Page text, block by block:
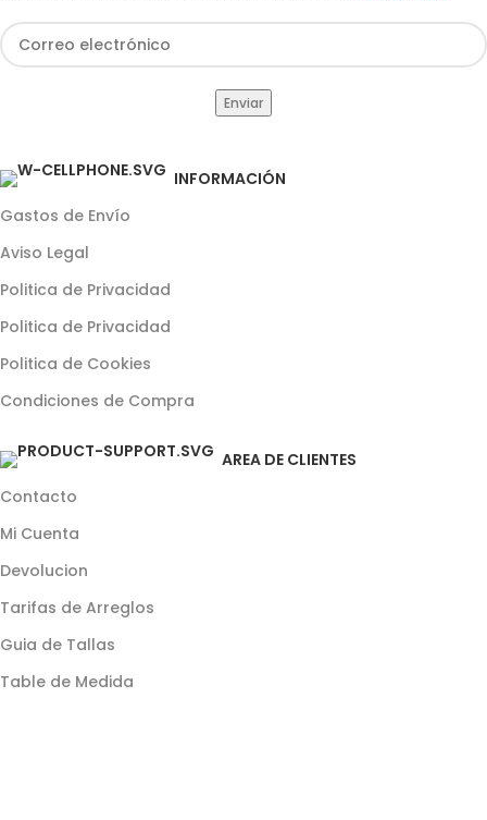
AREA DE CLIENTES
Contacto
Mi Cuenta
Devolucion
Tarifas de Arreglos
Guia de Tallas
Table de Medida
INFORMACIÓN
Gastos de Envío
Aviso Legal
Politica de Privacidad
Politica de Privacidad
Politica de Cookies
Condiciones de Compra